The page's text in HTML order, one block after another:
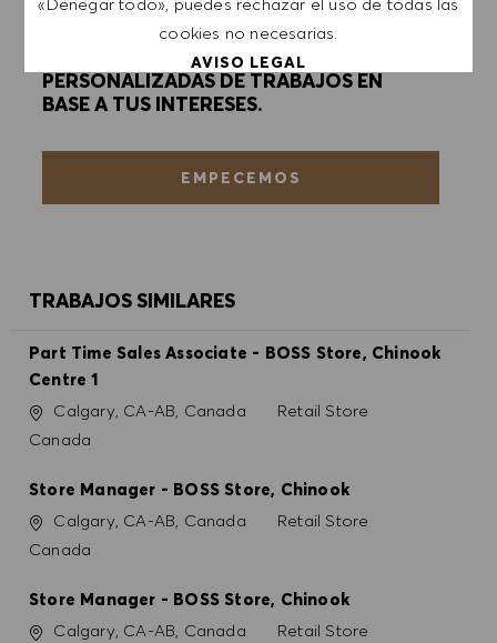
cookies no necesarias.
AVISO LEGAL
DENEGAR TODO
RECIBE RECOMENDACIONES
PERSONALIZADAS DE TRABAJOS EN
BASE A TUS INTERESES.
EMPECEMOS
TRABAJOS SIMILARES
Part Time Sales Associate - BOSS Store, Chinook
Centre 1
Ubicación
Calgary, CA-AB, Canada Categoría
Retail Store
Canada
Store Manager - BOSS Store, Chinook
Ubicación
Calgary, CA-AB, Canada Categoría
Retail Store
Canada
Store Manager - BOSS Store, Chinook
Ubicación
Calgary, CA-AB, Canada Categoría
Retail Store